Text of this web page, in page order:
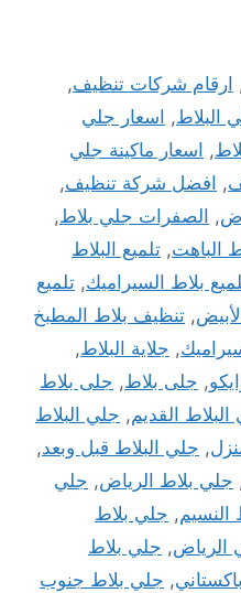
ارقام شركات تنظيف,
البلاط, اسعار جلي
, اسعار ماكينة جلي
, افضل شركة تنظيف,
, الصفرات جلي بلاط,
الباهت, تلميع البلاط
بلاط السيراميك, تلميع
, تنظيف بلاط المطبخ
, جلاية البلاط,
, جلى بلاط, جلى بلاط
القديم, جلي البلاط
, جلي البلاط قبل وبعد,
جلي بلاط الرياض, جلي
النسيم, جلي بلاط
الرياض, جلي بلاط
, جلي بلاط جنوب